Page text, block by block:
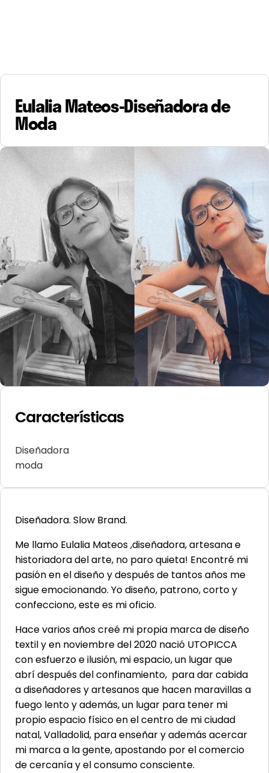
Eulalia Mateos-Diseñadora de
Moda
Características
Diseñadora
moda
Diseñadora. Slow Brand.
Me llamo Eulalia Mateos ,diseñadora, artesana e
historiadora del arte, no paro quieta! Encontré mi
pasión en el diseño y después de tantos años me
sigue emocionando. Yo diseño, patrono, corto y
confecciono, este es mi oficio.
Hace varios años creé mi propia marca de diseño
textil y en noviembre del 2020 nació UTOPICCA
con esfuerzo e ilusión, mi espacio, un lugar que
abrí después del confinamiento, para dar cabida
a diseñadores y artesanos que hacen maravillas a
fuego lento y además, un lugar para tener mi
propio espacio físico en el centro de mi ciudad
natal, Valladolid, para enseñar y además acercar
mi marca a la gente, apostando por el comercio
de cercanía y el consumo consciente.